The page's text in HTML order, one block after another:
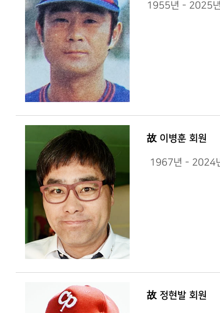
1955년 - 2025
故 이병훈 회원
1967년 - 2024
故 정현발 회원